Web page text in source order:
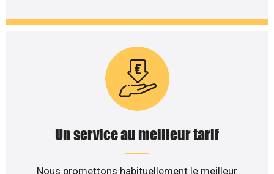
Un service au meilleur tarif
Nous promettons habituellement le meilleur